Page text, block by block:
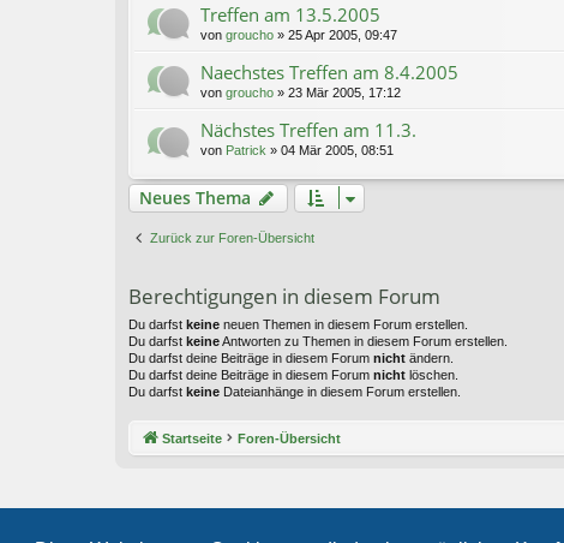
Treffen am 13.5.2005
von groucho » 25 Apr 2005, 09:47
Naechstes Treffen am 8.4.2005
von groucho » 23 Mär 2005, 17:12
Nächstes Treffen am 11.3.
von Patrick » 04 Mär 2005, 08:51
Neues Thema
Zurück zur Foren-Übersicht
Berechtigungen in diesem Forum
Du darfst keine neuen Themen in diesem Forum erstellen.
Du darfst keineAntworten zu Themen in diesem Forum erstellen.
Du darfst deine Beiträge in diesem Forum nicht ändern.
Du darfst deine Beiträge in diesem Forum nicht löschen.
Du darfst keine Dateianhänge in diesem Forum erstellen.
Startseite Foren-Übersicht